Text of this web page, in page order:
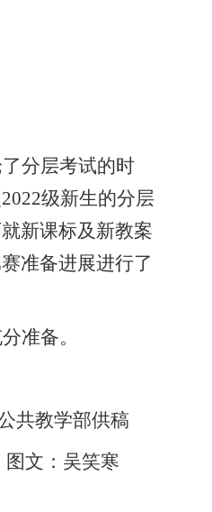
分层考试的时
2022级新生的分层
新课标及新教案
准备进展进行了
准备。
共教学部供稿
图文：吴笑寒